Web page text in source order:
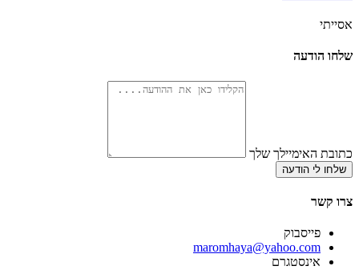
אסייתי
שלחו הודעה
כתובת האימיילך שלך
שלחו לי הודעה
צרו קשר
פייסבוק
‫maromhaya@yahoo.com
אינסטגרם